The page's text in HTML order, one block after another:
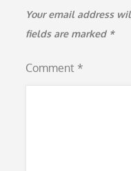
Your email address
fields are marked *
Comment *